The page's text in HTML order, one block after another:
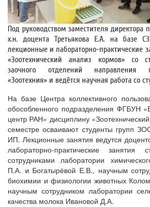
Под руководством заместителя директора
х.н. доцента Третьякова Е.А. на базе
лекционные и лабораторно-практические
«Зоотехнический анализ кормов» со
заочного отделений направления
«Зоотехния» и ведётся научная работа со
На базе Центра коллективного
обособленного подразделения ФГБУН
центр РАН» дисциплину
семестре осваивают студенты групп
ИП. Лекционные занятия ведутся
лабораторно-практические занятия
сотрудниками лаборатории
П.А. и Богатырёвой Е.В., научным
биохимии и физиологии животных
научным сотрудником лаборатории
качества молока Ивановой Д.А.